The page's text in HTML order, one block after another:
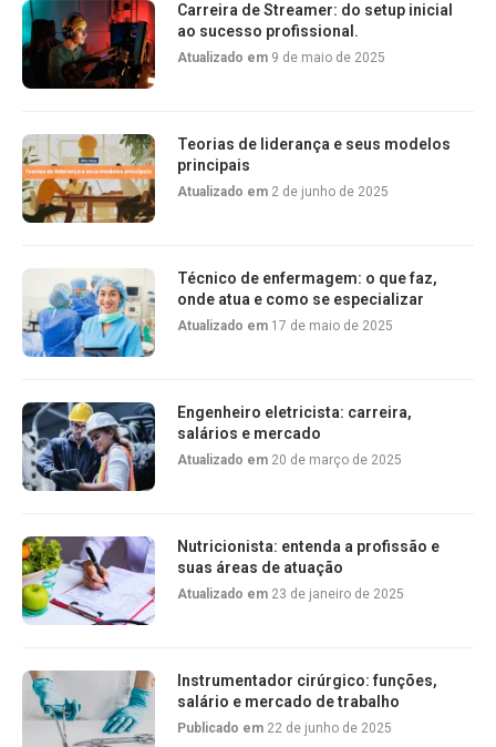
Carreira de Streamer: do setup inicial
ao sucesso profissional.
Atualizado em 9 de maio de 2025
Teorias de liderança e seus modelos
principais
Atualizado em 2 de junho de 2025
Técnico de enfermagem: o que faz,
onde atua e como se especializar
Atualizado em 17 de maio de 2025
Engenheiro eletricista: carreira,
salários e mercado
Atualizado em 20 de março de 2025
Nutricionista: entenda a profissão e
suas áreas de atuação
Atualizado em 23 de janeiro de 2025
Instrumentador cirúrgico: funções,
salário e mercado de trabalho
Publicado em 22 de junho de 2025